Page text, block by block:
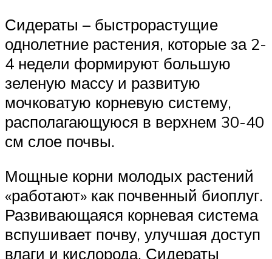
Сидераты – быстрорастущие
однолетние растения, которые за 2-
4 недели формируют большую
зеленую массу и развитую
мочковатую корневую систему,
располагающуюся в верхнем 30-40
см слое почвы.
Мощные корни молодых растений
«работают» как почвенный биоплуг.
Развивающаяся корневая система
вспушивает почву, улучшая доступ
влаги и кислорода. Сидераты